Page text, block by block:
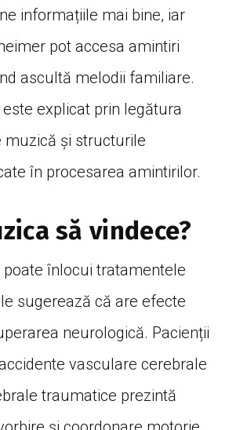
informațiile mai bine, iar
pot accesa amintiri
ascultă melodii familiare.
explicat prin legătura
muzică și structurile
în procesarea amintirilor.
să vindece?
înlocui tratamentele
sugerează că are efecte
neurologică. Pacienții
vasculare cerebrale
traumatice prezintă